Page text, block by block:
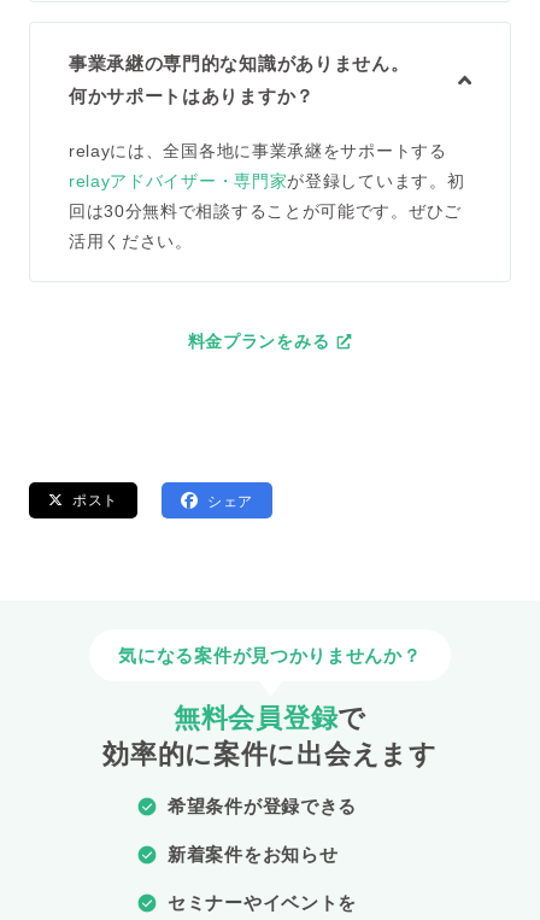
事業承継の専門的な知識がありません。
何かサポートはありますか？
relayには、全国各地に事業承継をサポートする
relayアドバイザー・専門家が登録しています。初
回は30分無料で相談することが可能です。ぜひご
活用ください。
料金プランをみる
ポスト シェア
気になる案件が見つかりませんか？
無料会員登録で
効率的に案件に出会えます
希望条件が登録できる
新着案件をお知らせ
セミナーやイベントを